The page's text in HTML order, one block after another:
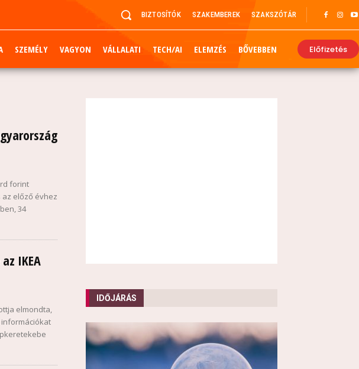
BIZTOSÍTÓK SZAKEMBEREK SZAKSZÓTÁR
SZEMÉLY VAGYON VÁLLALATI TECH/AI ELEMZÉS BŐVEBBEN Előfizetés
forint
előző évhez
34
IKEA
elmondta,
IDŐJÁRÁS